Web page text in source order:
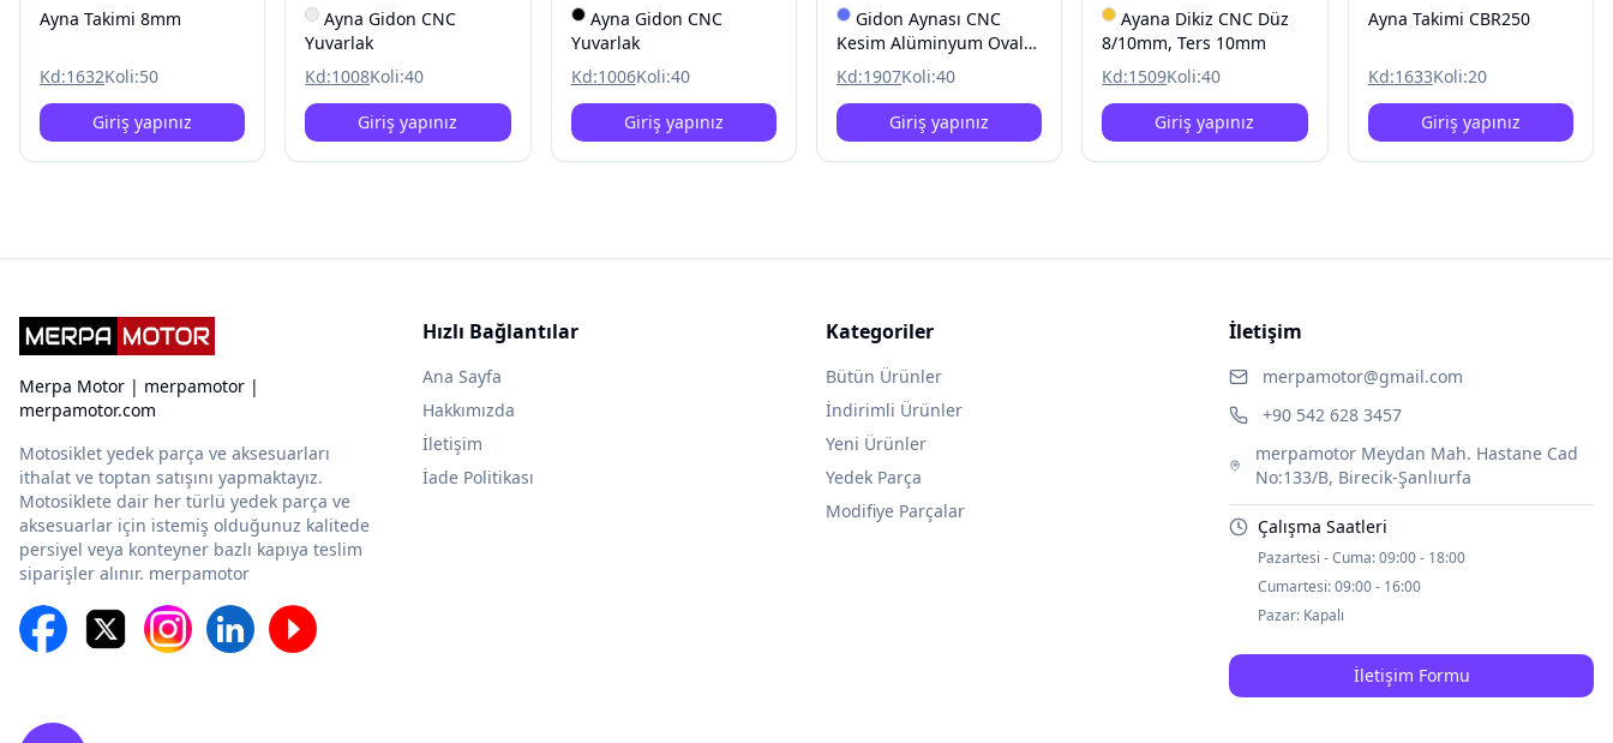
Ayna Takimi 8mm
Kd:1632Koli:50
Giriş yapınız
Ayna Gidon CNC
Yuvarlak
Kd:1008Koli:40
Giriş yapınız
Ayna Gidon CNC
Yuvarlak
Kd:1006Koli:40
Giriş yapınız
Gidon Aynası CNC
Kesim Alüminyum Oval
Tip
Kd:1907Koli:40
Giriş yapınız
Ayana Dikiz CNC Düz
8/10mm, Ters 10mm
Kd:1509Koli:40
Giriş yapınız
Ayna Takimi CBR250
Kd:1633Koli:20
Giriş yapınız
Merpa Motor | merpamotor |
merpamotor.com
Motosiklet yedek parça ve aksesuarları
ithalat ve toptan satışını yapmaktayız.
Motosiklete dair her türlü yedek parça ve
aksesuarlar için istemiş olduğunuz kalitede
persiyel veya konteyner bazlı kapıya teslim
siparişler alınır. merpamotor
Hızlı Bağlantılar
Ana Sayfa
Hakkımızda
İletişim
İade Politikası
Kategoriler
Bütün Ürünler
İndirimli Ürünler
Yeni Ürünler
Yedek Parça
Modifiye Parçalar
İletişim
merpamotor@gmail.com
+90 542 628 3457
merpamotor Meydan Mah. Hastane Cad
No:133/B, Birecik-Şanlıurfa
Çalışma Saatleri
Pazartesi - Cuma:09:00 - 18:00
Cumartesi:09:00 - 16:00
Pazar: Kapalı
İletişim Formu